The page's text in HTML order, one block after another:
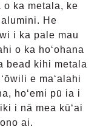
o ka metala, ke
He
i ka pale mau
o ka hoʻohana
bead kihi metala
e maʻalahi
hoʻemi pū ia i
i nā mea kūʻai
ai.